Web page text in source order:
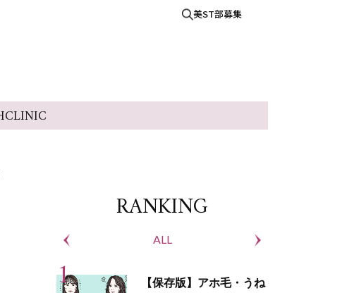
美ST部募集
CLINIC
RANKING
ALL
【保存版】アホ毛・うね